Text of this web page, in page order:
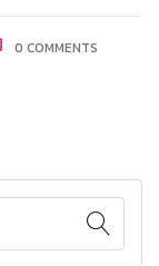
0 COMMENTS